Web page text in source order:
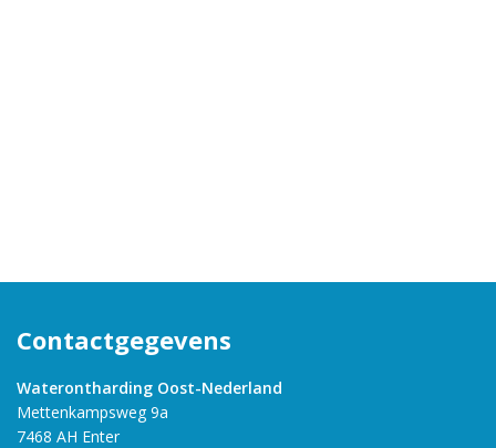
Contactgegevens
Waterontharding Oost-Nederland
Mettenkampsweg 9a
7468 AH Enter